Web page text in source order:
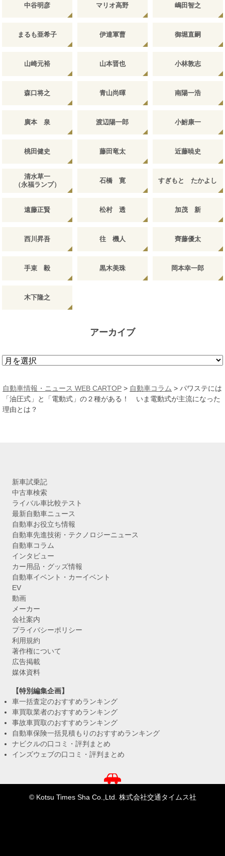
中谷明彦 マリオ高野 嶋田智之
まるも亜希子 伊達軍曹 御堀直嗣
山崎元裕 山本晋也 小林敦志
森口将之 青山尚暉 南陽一浩
廣本 泉 渡辺陽一郎 小鮒康一
桃田健史 藤田竜太 近藤暁史
清水草一
（永福ランプ）
石橋 寛 すぎもと たかよし
遠藤正賢 松村 透 加茂 新
西川昇吾 往 機人 齊藤優太
手束 毅 黒木美珠 岡本幸一郎
木下隆之
アーカイブ
ア
カ
イ
ブ
自動車情報・ニュース WEB CARTOP > 自動車コラム > パワステには
「油圧式」と「電動式」の２種がある！ いま電動式が主流になった
理由とは？
新車試乗記
中古車検索
ライバル車比較テスト
最新自動車ニュース
自動車お役立ち情報
自動車先進技術・テクノロジーニュース
自動車コラム
インタビュー
カー用品・グッズ情報
自動車イベント・カーイベント
EV
動画
メーカー
会社案内
プライバシーポリシー
利用規約
著作権について
広告掲載
媒体資料
【特別編集企画】
車一括査定のおすすめランキング
車買取業者のおすすめランキング
事故車買取のおすすめランキング
自動車保険一括見積もりのおすすめランキング
ナビクルの口コミ・評判まとめ
インズウェブの口コミ・評判まとめ
© Kotsu Times Sha Co.,Ltd. 株式会社交通タイムス社